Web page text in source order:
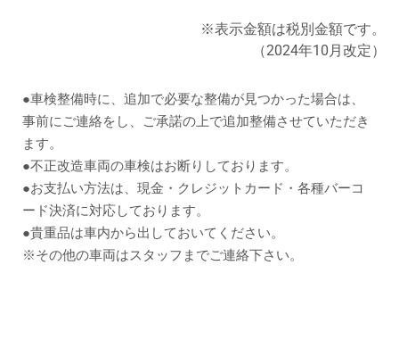
※表示金額は税別金額です。
（2024年10月改定）
●車検整備時に、追加で必要な整備が見つかった場合は、
事前にご連絡をし、ご承諾の上で追加整備させていただき
ます。
●不正改造車両の車検はお断りしております。
●お支払い方法は、現金・クレジットカード・各種バーコ
ード決済に対応しております。
●貴重品は車内から出しておいてください。
※その他の車両はスタッフまでご連絡下さい。